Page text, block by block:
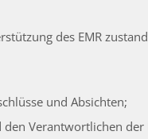
des EMR
und Absichten;
Verantwortlichen der